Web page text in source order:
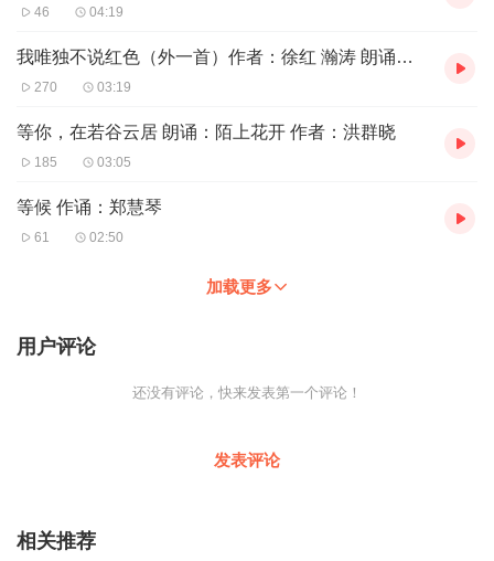
46 04:19
我唯独不说红色（外一首）作者：徐红 瀚涛 朗诵：于同云
270 03:19
等你，在若谷云居 朗诵：陌上花开 作者：洪群晓
185 03:05
等候 作诵：郑慧琴
61 02:50
加载更多
用户评论
还没有评论，快来发表第一个评论！
发表评论
相关推荐